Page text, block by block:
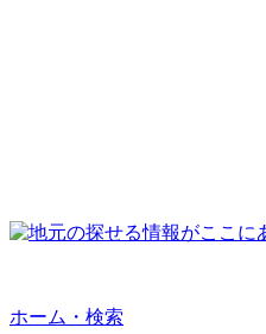
ホーム・検索